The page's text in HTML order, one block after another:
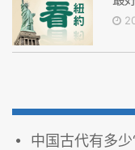
中国古代有多少